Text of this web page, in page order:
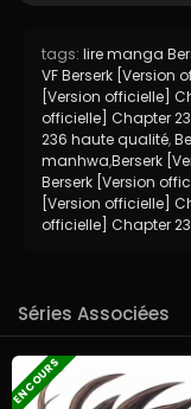
tags: lire manga
VF Berserk [Version
[Version officielle]
officielle] Chapter
236 haute qualité,
manhwa,Berserk
Berserk [Version
[Version officielle]
officielle] Chapter
Séries Associées
EN COURS